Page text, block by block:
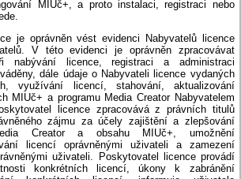
MIUč+, a proto instalaci, registraci nebo
je oprávněn vést evidenci Nabyvatelů licence
V této evidenci je oprávněn zpracovávat
nabývání licence, registraci a administraci
dále údaje o Nabyvateli licence vydaných
využívání licencí, stahování, aktualizování
MIUč+ a programu Media Creator Nabyvatelem
licence zpracovává z právních titulů
zájmu za účely zajištění a zlepšování
Creator a obsahu MIUč+, umožnění
licencí oprávněnými uživateli a zamezení
uživateli. Poskytovatel licence provádí
konkrétních licencí, úkony k zabránění